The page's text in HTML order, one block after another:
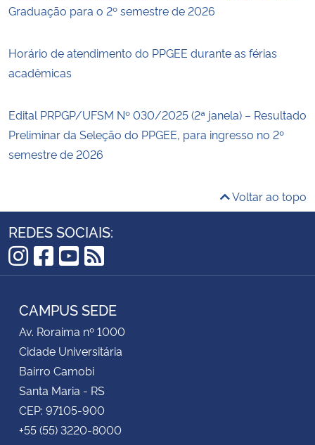
Graduação para o 2º semestre de 2026
Horário de atendimento do PPGEE durante as férias
acadêmicas
Edital PRPGP/UFSM Nº 030/2025 (2ª janela) – Resultado
Preliminar da Seleção do PPGEE, para ingresso no 2º
semestre de 2026
Voltar ao topo
REDES SOCIAIS:
Instagram
Facebook
YouTube
RSS
CAMPUS SEDE
Av. Roraima nº 1000
Cidade Universitária
Bairro Camobi
Santa Maria - RS
CEP: 97105-900
+55 (55) 3220-8000